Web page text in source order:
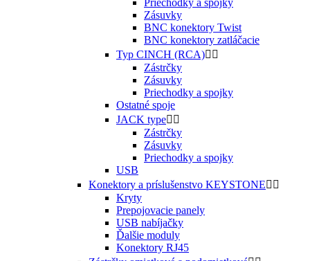
Priechodky a spojky
Zásuvky
BNC konektory Twist
BNC konektory zatláčacie
Typ CINCH (RCA) 
Zástrčky
Zásuvky
Priechodky a spojky
Ostatné spoje
JACK type 
Zástrčky
Zásuvky
Priechodky a spojky
USB
Konektory a príslušenstvo KEYSTONE 
Kryty
Prepojovacie panely
USB nabíjačky
Ďalšie moduly
Konektory RJ45